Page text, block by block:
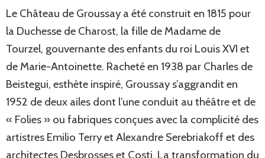
Le Château de Groussay a été construit en 1815 pour
la Duchesse de Charost, la fille de Madame de
Tourzel, gouvernante des enfants du roi Louis XVI et
de Marie-Antoinette. Racheté en 1938 par Charles de
Beistegui, esthète inspiré, Groussay s’aggrandit en
1952 de deux ailes dont l’une conduit au théâtre et de
« Folies » ou fabriques conçues avec la complicité des
artistres Emilio Terry et Alexandre Serebriakoff et des
architectes Desbrosses et Costi. La transformation du